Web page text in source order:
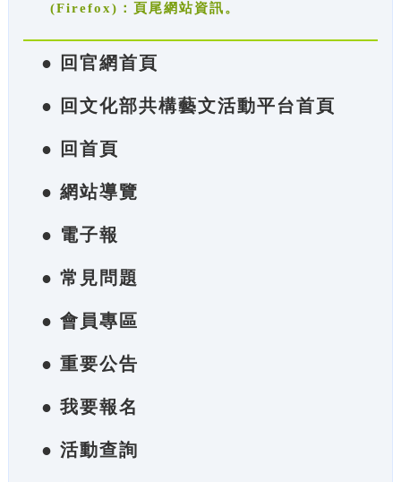
(Firefox)：頁尾網站資訊。
● 回官網首頁
● 回文化部共構藝文活動平台首頁
● 回首頁
● 網站導覽
● 電子報
● 常見問題
● 會員專區
● 重要公告
● 我要報名
● 活動查詢